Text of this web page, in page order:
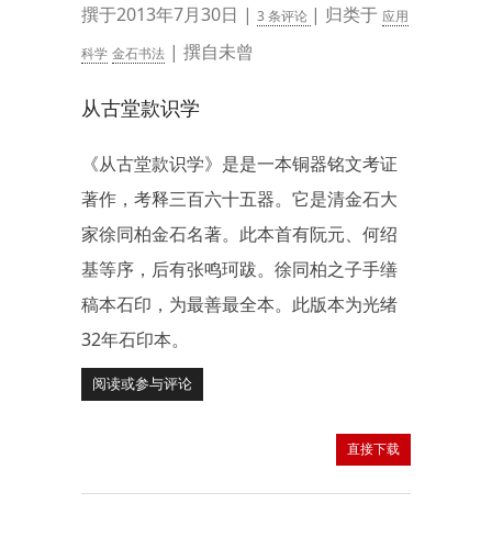
撰于2013年7月30日 | 3 条评论 | 归类于 应用
科学 金石书法 | 撰自未曾
从古堂款识学
《从古堂款识学》是是一本铜器铭文考证
著作，考释三百六十五器。它是清金石大
家徐同柏金石名著。此本首有阮元、何绍
基等序，后有张鸣珂跋。徐同柏之子手缮
稿本石印，为最善最全本。此版本为光绪
32年石印本。
阅读或参与评论
直接下载